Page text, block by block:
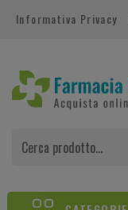
Informativa Privacy